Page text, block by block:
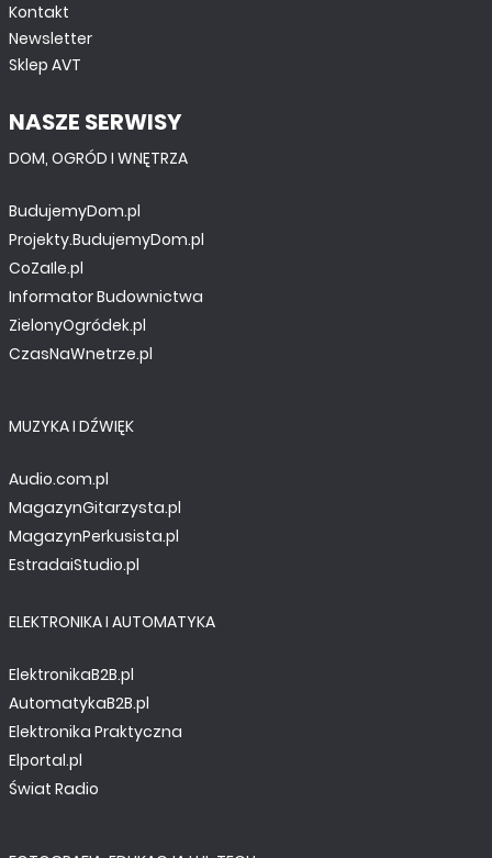
Kontakt
Newsletter
Sklep AVT
NASZE SERWISY
DOM, OGRÓD I WNĘTRZA
BudujemyDom.pl
Projekty.BudujemyDom.pl
CoZaIle.pl
Informator Budownictwa
ZielonyOgródek.pl
CzasNaWnetrze.pl
MUZYKA I DŹWIĘK
Audio.com.pl
MagazynGitarzysta.pl
MagazynPerkusista.pl
EstradaiStudio.pl
ELEKTRONIKA I AUTOMATYKA
ElektronikaB2B.pl
AutomatykaB2B.pl
Elektronika Praktyczna
Elportal.pl
Świat Radio